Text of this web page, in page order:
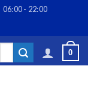
06:00 - 22:00
Search
0